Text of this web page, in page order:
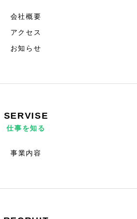
会社概要
アクセス
お知らせ
SERVISE
仕事を知る
事業内容